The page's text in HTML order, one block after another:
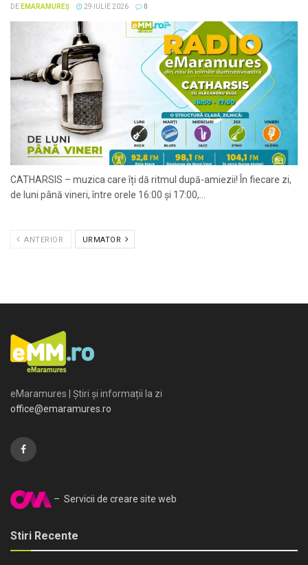
DE EMARAMUREȘ 29 IULIE 2026 0
CATHARSIS – muzica care îți dă ritmul după-amiezii! În fiecare zi,
de luni până vineri, între orele 16:00 și 17:00,...
ANTERIOR URMATOR
eMaramures | Știri și informații la zi
office@emaramures.ro
– Servicii de creare site web
Stiri Recente